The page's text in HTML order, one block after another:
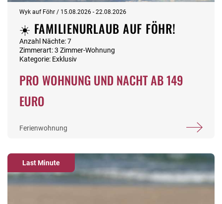
Wyk auf Föhr / 15.08.2026 - 22.08.2026
☀️ FAMILIENURLAUB AUF FÖHR!
Anzahl Nächte: 7
Zimmerart: 3 Zimmer-Wohnung
Kategorie: Exklusiv
PRO WOHNUNG UND NACHT AB 149
EURO
Ferienwohnung
Last Minute